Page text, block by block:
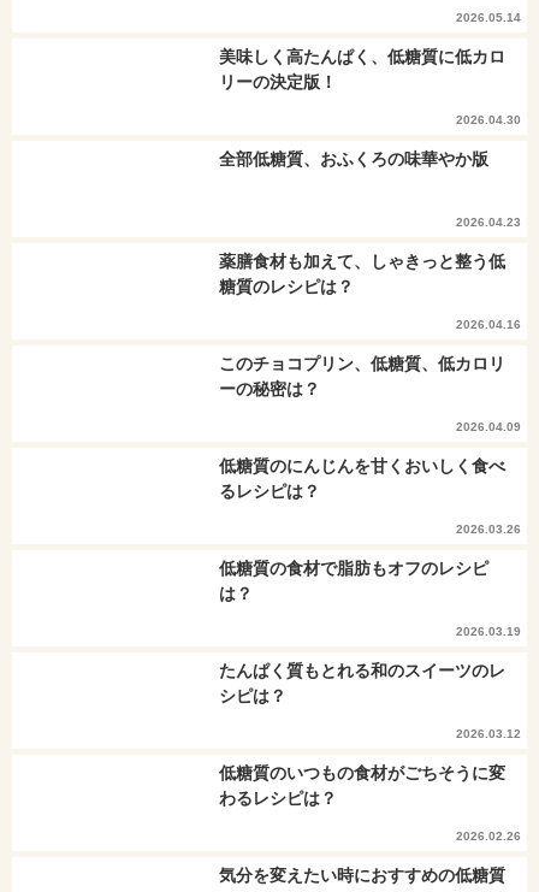
2026.05.14
美味しく高たんぱく、低糖質に低カロ
リーの決定版！
2026.04.30
全部低糖質、おふくろの味華やか版
2026.04.23
薬膳食材も加えて、しゃきっと整う低
糖質のレシピは？
2026.04.16
このチョコプリン、低糖質、低カロリ
ーの秘密は？
2026.04.09
低糖質のにんじんを甘くおいしく食べ
るレシピは？
2026.03.26
低糖質の食材で脂肪もオフのレシピ
は？
2026.03.19
たんぱく質もとれる和のスイーツのレ
シピは？
2026.03.12
低糖質のいつもの食材がごちそうに変
わるレシピは？
2026.02.26
気分を変えたい時におすすめの低糖質